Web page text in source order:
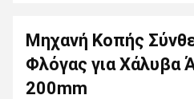
Μηχανή Κοπής
Φλόγας για Χάλυβα
200mm